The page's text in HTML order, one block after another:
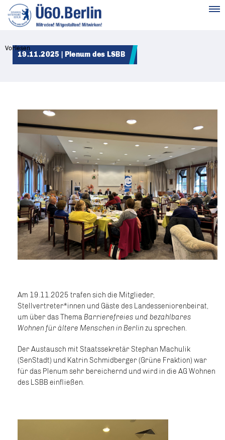
Vorlesen
19.11.2025 | Plenum des LSBB
Am 19.11.2025 trafen sich die Mitglieder,
Stellvertreter*innen und Gäste des Landesseniorenbeirat,
um über das ThemaBarrierefreies und bezahlbares
Wohnen für ältere Menschen in Berlin zu sprechen.
Der Austausch mit Staatssekretär Stephan Machulik
(SenStadt) und Katrin Schmidberger (Grüne Fraktion) war
für das Plenum sehr bereichernd und wird in die AG Wohnen
des LSBB einfließen.